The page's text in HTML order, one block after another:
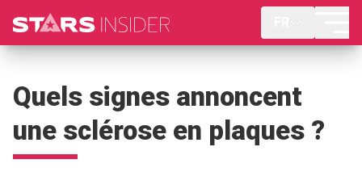
Quels signes annoncent
une sclérose en plaques ?